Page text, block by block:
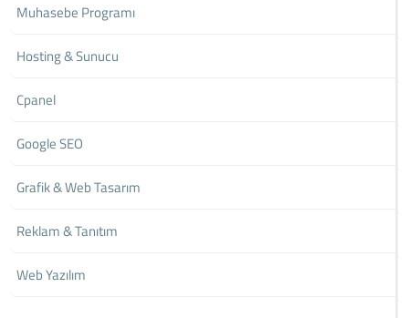
Muhasebe Programı
Hosting & Sunucu
Cpanel
Google SEO
Grafik & Web Tasarım
Reklam & Tanıtım
Web Yazılım